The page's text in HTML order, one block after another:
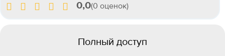
0,0(0 оценок)
Полный доступ